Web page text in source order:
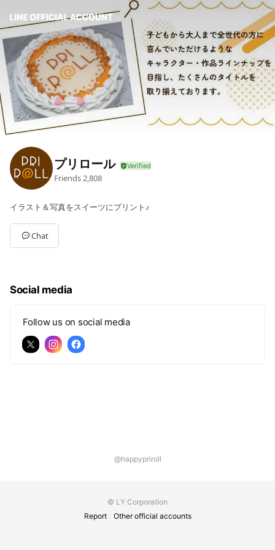
プリロール
Friends2,808
イラスト＆写真をスイーツにプリント♪
Chat
Social media
Follow us on social media
@happypriroll
© LY Corporation
Report
Other official accounts